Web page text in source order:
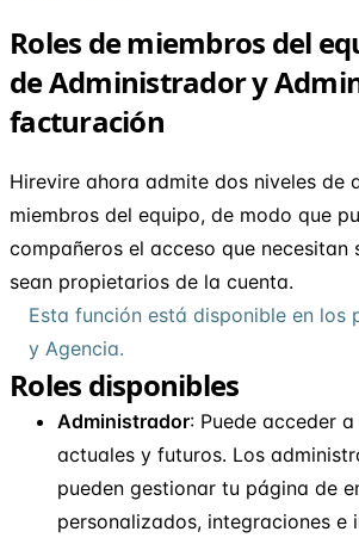
Roles de miembros del
de Administrador y
facturación
Hirevire ahora admite dos niveles de
miembros del equipo, de modo que
compañeros el acceso que necesitan
sean propietarios de la cuenta.
Esta función está disponible en los
y Agencia.
Roles disponibles
Administrador: Puede acceder
actuales y futuros. Los
pueden gestionar tu página de
personalizados, integraciones e